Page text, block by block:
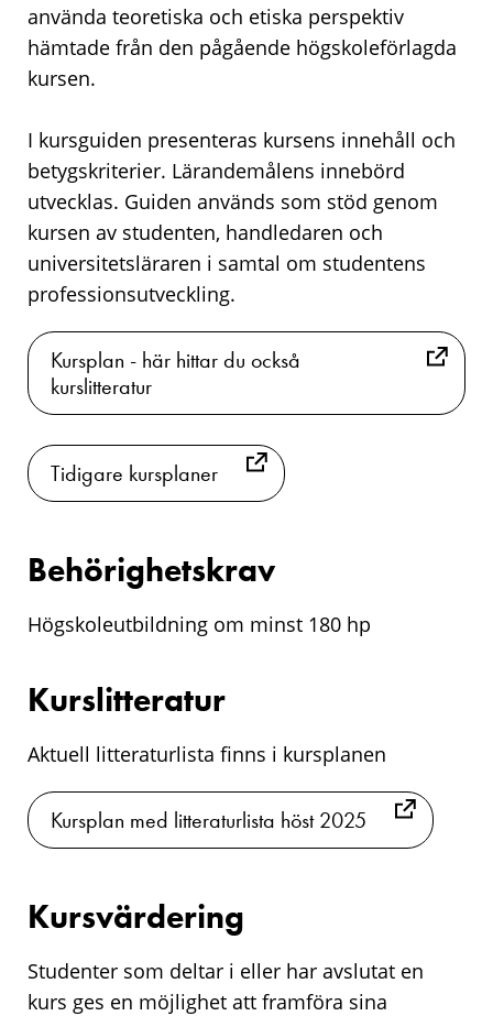
använda teoretiska och etiska perspektiv
hämtade från den pågående högskoleförlagda
kursen.
I kursguiden presenteras kursens innehåll och
betygskriterier. Lärandemålens innebörd
utvecklas. Guiden används som stöd genom
kursen av studenten, handledaren och
universitetsläraren i samtal om studentens
professionsutveckling.
Kursplan - här hittar du också
kurslitteratur
Tidigare kursplaner
Behörighetskrav
Högskoleutbildning om minst 180 hp
Kurslitteratur
Aktuell litteraturlista finns i kursplanen
Kursplan med litteraturlista höst 2025
Kursvärdering
Studenter som deltar i eller har avslutat en
kurs ges en möjlighet att framföra sina